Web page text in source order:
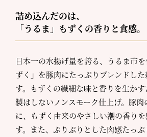
詰め込んだのは、
「うるま」もずくの香りと食感。
日本一の水揚げ量を誇る、うるま市
ずく」を豚肉にたっぷりブレンドし
す。もずくの繊細な味と香りを生か
製はしないノンスモーク仕上げ。豚
に、もずく由来のやさしい潮の香り
す。また、ぷりぷりとした肉感たっ